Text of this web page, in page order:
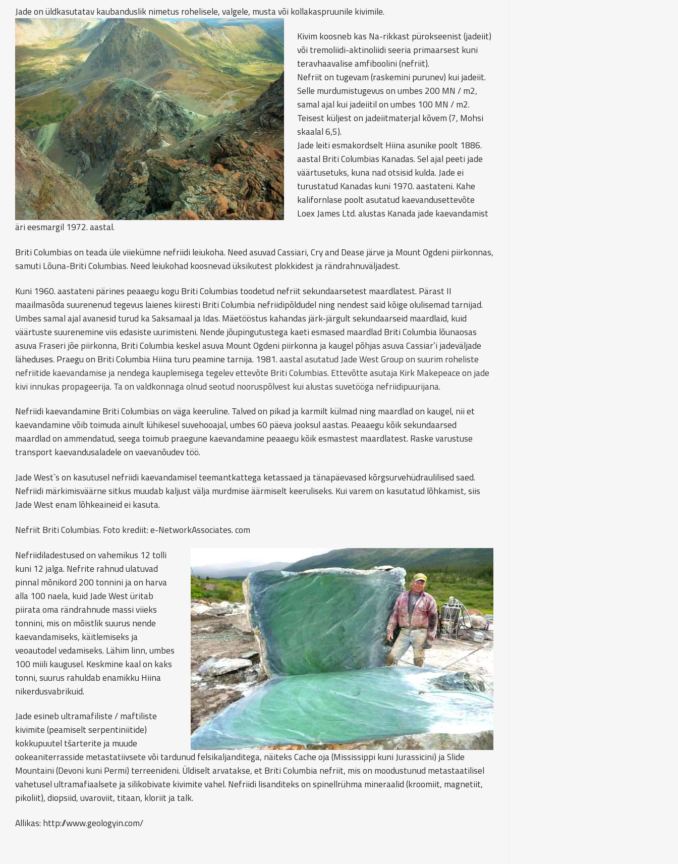
Jade on üldkasutatav kaubanduslik nimetus rohelisele, valgele, musta või kollakaspruunile kivimile.
Kivim koosneb kas Na-rikkast pürokseenist (jadeiit)
või tremoliidi-aktinoliidi seeria primaarsest kuni
teravhaavalise amfiboolini (nefriit).
Nefriit on tugevam (raskemini purunev) kui jadeiit.
Selle murdumistugevus on umbes 200 MN / m2,
samal ajal kui jadeiitil on umbes 100 MN / m2.
Teisest küljest on jadeiitmaterjal kõvem (7, Mohsi
skaalal 6,5).
Jade leiti esmakordselt Hiina asunike poolt 1886.
aastal Briti Columbias Kanadas. Sel ajal peeti jade
väärtusetuks, kuna nad otsisid kulda. Jade ei
turustatud Kanadas kuni 1970. aastateni. Kahe
kalifornlase poolt asutatud kaevandusettevõte
Loex James Ltd. alustas Kanada jade kaevandamist
äri eesmargil 1972. aastal.
Briti Columbias on teada üle viiekümne nefriidi leiukoha. Need asuvad Cassiari, Cry and Dease järve ja Mount Ogdeni piirkonnas,
samuti Lõuna-Briti Columbias. Need leiukohad koosnevad üksikutest plokkidest ja rändrahnuväljadest.
Kuni 1960. aastateni pärines peaaegu kogu Briti Columbias toodetud nefriit sekundaarsetest maardlatest. Pärast II
maailmasõda suurenenud tegevus laienes kiiresti Briti Columbia nefriidipõldudel ning nendest said kõige olulisemad tarnijad.
Umbes samal ajal avanesid turud ka Saksamaal ja Idas. Mäetööstus kahandas järk-järgult sekundaarseid maardlaid, kuid
väärtuste suurenemine viis edasiste uurimisteni. Nende jõupingutustega kaeti esmased maardlad Briti Columbia lõunaosas
asuva Fraseri jõe piirkonna, Briti Columbia keskel asuva Mount Ogdeni piirkonna ja kaugel põhjas asuva Cassiar’i jadeväljade
läheduses. Praegu on Briti Columbia Hiina turu peamine tarnija. 1981.aastal asutatud Jade West Group on suurim roheliste
nefriitide kaevandamise ja nendega kauplemisega tegelev ettevõte Briti Columbias. Ettevõtte asutaja Kirk Makepeace on jade
kivi innukas propageerija. Ta on valdkonnaga olnud seotud nooruspõlvest kui alustas suvetööga nefriidipuurijana.
Nefriidi kaevandamine Briti Columbias on väga keeruline. Talved on pikad ja karmilt külmad ning maardlad on kaugel, nii et
kaevandamine võib toimuda ainult lühikesel suvehooajal, umbes 60 päeva jooksul aastas. Peaaegu kõik sekundaarsed
maardlad on ammendatud, seega toimub praegune kaevandamine peaaegu kõik esmastest maardlatest. Raske varustuse
transport kaevandusaladele on vaevanõudev töö.
Jade West`s on kasutusel nefriidi kaevandamisel teemantkattega ketassaed ja tänapäevased kõrgsurvehüdraulilised saed.
Nefriidi märkimisväärne sitkus muudab kaljust välja murdmise äärmiselt keeruliseks. Kui varem on kasutatud lõhkamist, siis
Jade West enam lõhkeaineid ei kasuta.
Nefriit Briti Columbias. Foto krediit: e-NetworkAssociates. com
Nefriidiladestused on vahemikus 12 tolli
kuni 12 jalga. Nefrite rahnud ulatuvad
pinnal mõnikord 200 tonnini ja on harva
alla 100 naela, kuid Jade West üritab
piirata oma rändrahnude massi viieks
tonnini, mis on mõistlik suurus nende
kaevandamiseks, käitlemiseks ja
veoautodel vedamiseks. Lähim linn, umbes
100 miili kaugusel. Keskmine kaal on kaks
tonni, suurus rahuldab enamikku Hiina
nikerdusvabrikuid.
Jade esineb ultramafiliste / maftiliste
kivimite (peamiselt serpentiniitide)
kokkupuutel tšarterite ja muude
ookeaniterrasside metastatiivsete või tardunud felsikaljanditega, näiteks Cache oja (Mississippi kuni Jurassicini) ja Slide
Mountaini (Devoni kuni Permi) terreenideni. Üldiselt arvatakse, et Briti Columbia nefriit, mis on moodustunud metastaatilisel
vahetusel ultramafiaalsete ja silikobivate kivimite vahel. Nefriidi lisanditeks on spinellrühma mineraalid (kroomiit, magnetiit,
pikoliit), diopsiid, uvaroviit, titaan, kloriit ja talk.
Allikas: http://www.geologyin.com/